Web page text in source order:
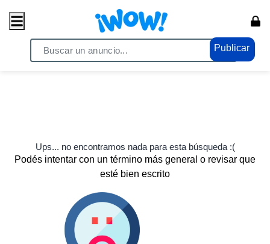
Publicar
Ups... no encontramos nada para esta búsqueda :(
Podés intentar con un término más general o revisar que
esté bien escrito